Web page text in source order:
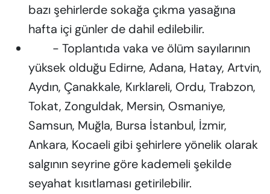
bazı şehirlerde sokağa çıkma yasağına
hafta içi günler de dahil edilebilir.
- Toplantıda vaka ve ölüm sayılarının
yüksek olduğu Edirne, Adana, Hatay, Artvin,
Aydın, Çanakkale, Kırklareli, Ordu, Trabzon,
Tokat, Zonguldak, Mersin, Osmaniye,
Samsun, Muğla, Bursa İstanbul, İzmir,
Ankara, Kocaeli gibi şehirlere yönelik olarak
salgının seyrine göre kademeli şekilde
seyahat kısıtlaması getirilebilir.